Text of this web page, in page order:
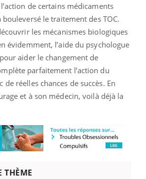
de certains médicaments
le traitement des TOC.
les mécanismes biologiques
évidemment, l’aide du psychologue
aider le changement de
parfaitement l’action du
de réelles chances de succès. En
et à son médecin, voilà déjà la
THÈME